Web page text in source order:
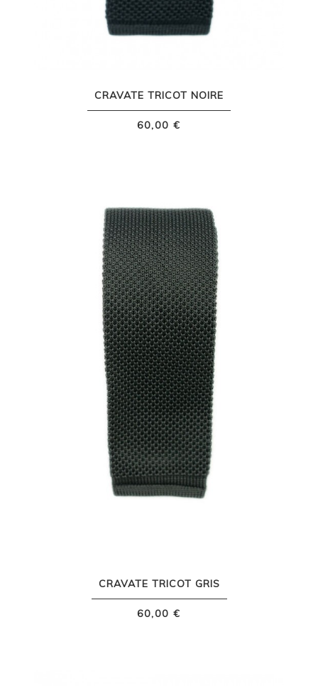
CRAVATE TRICOT NOIRE
60,00 €
CRAVATE TRICOT GRIS
60,00 €